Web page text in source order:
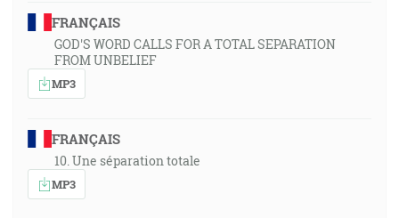
FRANÇAIS
GOD'S WORD CALLS FOR A TOTAL SEPARATION
FROM UNBELIEF
MP3
FRANÇAIS
10. Une séparation totale
MP3